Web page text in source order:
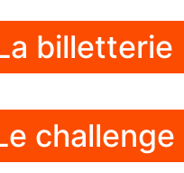
billetterie
challenge